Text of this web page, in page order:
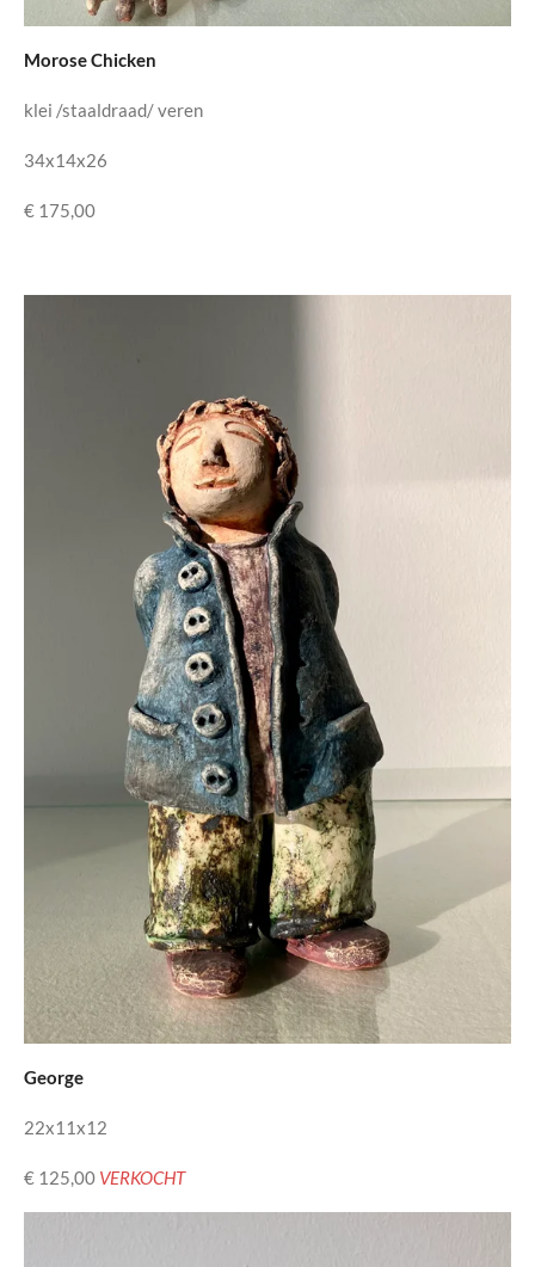
Morose Chicken
klei /staaldraad/ veren
34x14x26
€ 175,00
George
22x11x12
€ 125,00 VERKOCHT